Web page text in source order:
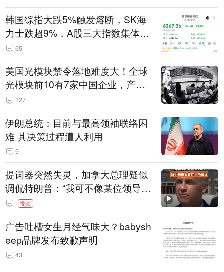
韩国综指大跌5%触发熔断，SK海
力士跌超9%，A股三大指数集体低
开 65
美国光模块禁令落地难度大！全球
光模块前10有7家中国企业，产业
界人士：想“脱钩”并不容易
127
伊朗总统：目前与最高领袖联络困
难 其决策过程遭人利用
9
提词器突然失灵，加拿大总理疑似
调侃特朗普：“我可不像某位领导
人，把这当成一场阴谋”，全场哄笑
视频
广告吐槽女生月经气味大？babysh
eep品牌发布致歉声明
43